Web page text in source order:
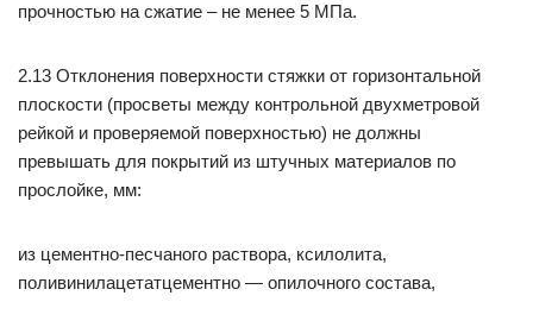
прочностью на сжатие – не менее 5 МПа.
2.13 Отклонения поверхности стяжки от горизонтальной
плоскости (просветы между контрольной двухметровой
рейкой и проверяемой поверхностью) не должны
превышать для покрытий из штучных материалов по
прослойке, мм:
из цементно-песчаного раствора, ксилолита,
поливинилацетатцементно — опилочного состава,